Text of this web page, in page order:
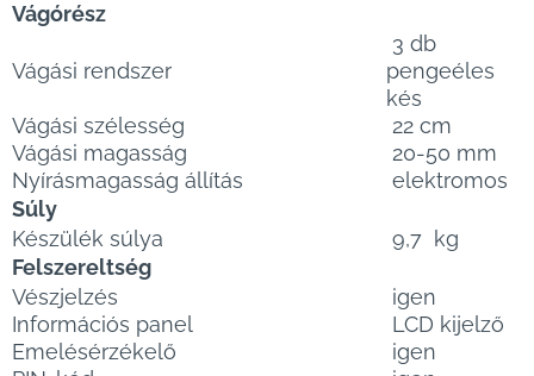
Vágórész
Vágási rendszer
3 db
pengeéles
kés
Vágási szélesség
22 cm
Vágási magasság
20-50 mm
Nyírásmagasság állítás
elektromos
Súly
Készülék súlya
9,7 kg
Felszereltség
Vészjelzés
igen
Információs panel
LCD kijelző
Emelésérzékelő
igen